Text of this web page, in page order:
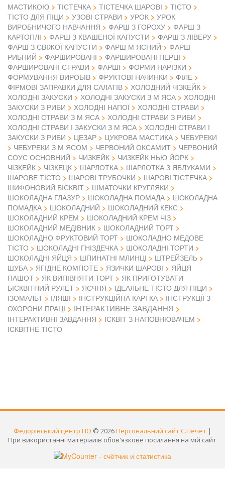
МАСТИКОЮ
ТІСТЕЧКА ТІСТЕЧКА ШАРОВІ
ТІСТО
ТІСТО ДЛЯ ПІЦИ
УЗОВІ СТРАВИ УРОК
УРОК
ВИРОБНИЧОГО НАВЧАННЯ
ФАРШ З ГОРОХУ
ФАРШ З
КАРТОПЛІ
ФАРШ З КВАШЕНОЇ КАПУСТИ
ФАРШ З ЛІВЕРУ
ФАРШ З СВІЖОЇ КАПУСТИ
ФАРШ М ЯСНИЙ
ФАРШ
РИБНИЙ
ФАРШИРОВАНІ
ФАРШИРОВАНІ ПЕРЦІ
ФАРШИРОВАНІ СТРАВИ
ФАРШІ
ФОРМИ НАРІЗКИ
ФОРМУВАННЯ ВИРОБІВ
ФРУКТОВІ НАЧИНКИ
ФІЛЕ
ФІРМОВІ ЗАПРАВКИ ДЛЯ САЛАТІВ
ХОЛОДНИЙ ЧІЗКЕЙК
ХОЛОДНІ ЗАКУСКИ
ХОЛОДНІ ЗАКУСКИ З М ЯСА
ХОЛОДНІ
ЗАКУСКИ З РИБИ
ХОЛОДНІ НАПОЇ
ХОЛОДНІ СТРАВИ
ХОЛОДНІ СТРАВИ З М ЯСА
ХОЛОДНІ СТРАВИ З РИБИ
ХОЛОДНІ СТРАВИ І ЗАКУСКИ З М ЯСА
ХОЛОДНІ СТРАВИ І
ЗАКУСКИ З РИБИ
ЦЕЗАР ЦУКРОВА МАСТИКА
ЧЕБУРЕКИ
ЧЕБУРЕКИ З М ЯСОМ
ЧЕРВОНИЙ ОКСАМИТ
ЧЕРВОНИЙ
СОУС ОСНОВНИЙ
ЧИЗКЕЙК
ЧИЗКЕЙК НЬЮ ЙОРК
ЧІЗКЕЙК
ЧІЗКЕЦК ШАРЛОТКА
ШАРЛОТКА З ЯБЛУКАМИ
ШАРОВЕ ТІСТО
ШАРОВІ ТРУБОЧКИ
ШАРОВІ ТІСТЕЧКА
ШИФОНОВИЙ БІСКВІТ
ШМАТОЧКИ КРУГЛЯКИ
ШОКОЛАДНА ГЛАЗУР
ШОКОЛАДНА ПОМАДА
ШОКОЛАДНА
ПОМАДКА
ШОКОЛАДНИЙ
ШОКОЛАДНИЙ КЕКС
ШОКОЛАДНИЙ КРЕМ
ШОКОЛАДНИЙ КРЕМ ЧІЗ
ШОКОЛАДНИЙ МЕДІВНИК
ШОКОЛАДНИЙ ТОРТ
ШОКОЛАДНО ФРУКТОВИЙ ТОРТ
ШОКОЛАДНО МЕДОВЕ
ТІСТО
ШОКОЛАДНІ ГНІЗДЕЧКА
ШОКОЛАДНІ ТОРТИ
ШОКОЛАДНІ ЯЙЦЯ
ШПИНАТНІ МЛИНЦІ
ШТРЕЙЗЕЛЬ
ШУБА
ЯГІДНЕ КОМПОТЕ ЯЗИЧКИ ШАРОВІ
ЯЙЦЯ
ПАШОТ
ЯК ВИПІВНЯТИ ТОРТ
ЯК ПРИГОТУВАТИ
БІСКВІТНИЙ РУЛЕТ
ЯЄЧНЯ
ІДЕАЛЬНЕ ТІСТО ДЛЯ ПІЦИ
ІЗОМАЛЬТ
ІЛЯШІ ІНСТРУКЦІЙНА КАРТКА
ІНСТРУКЦІЇ З
ОХОРОНИ ПРАЦІ
ІНТЕРАКТИВНЕ ЗАВДАННЯ
ІНТЕРАКТИВНІ ЗАВДАННЯ
ІСКВІТ З НАПОВНЮВАЧЕМ
ІСКВІТНЕ ТІСТО
Федорівський центр ПО © 2026Персональний сайт С.Нечет |
При використанні матеріалів обов'язкове посилання на мій сайт